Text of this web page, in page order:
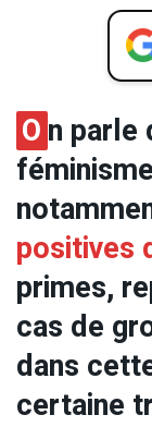
O n parle
positives
primes,
cas de
dans
certaine